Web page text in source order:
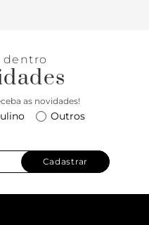
dentro
as novidades!
Outros
Cadastrar